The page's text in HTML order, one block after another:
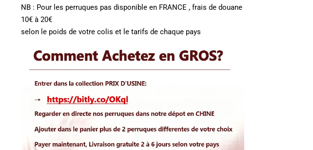
NB : Pour les perruques pas disponible en FRANCE , frais de douane
10€ à 20€
selon le poids de votre colis et le tarifs de chaque pays